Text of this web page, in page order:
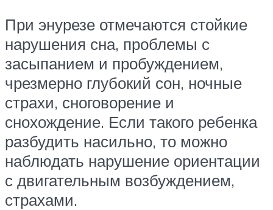
При энурезе отмечаются стойкие
нарушения сна, проблемы с
засыпанием и пробуждением,
чрезмерно глубокий сон, ночные
страхи, сноговорение и
снохождение. Если такого ребенка
разбудить насильно, то можно
наблюдать нарушение ориентации
с двигательным возбуждением,
страхами.